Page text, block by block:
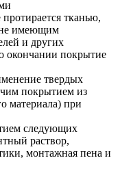
тканью,
имеющим
и других
окончании покрытие
твердых
покрытием из
материала) при
следующих
раствор,
монтажная пена и